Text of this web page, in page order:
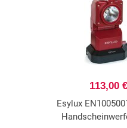
113,00 €
Esylux